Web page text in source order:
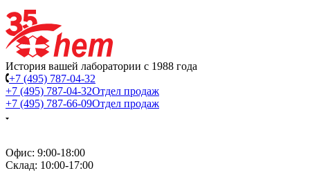
История вашей лаборатории с 1988 года
+7 (495) 787-04-32
+7 (495) 787-04-32Отдел продаж
+7 (495) 787-66-09Отдел продаж
Офис: 9:00-18:00
Склад: 10:00-17:00